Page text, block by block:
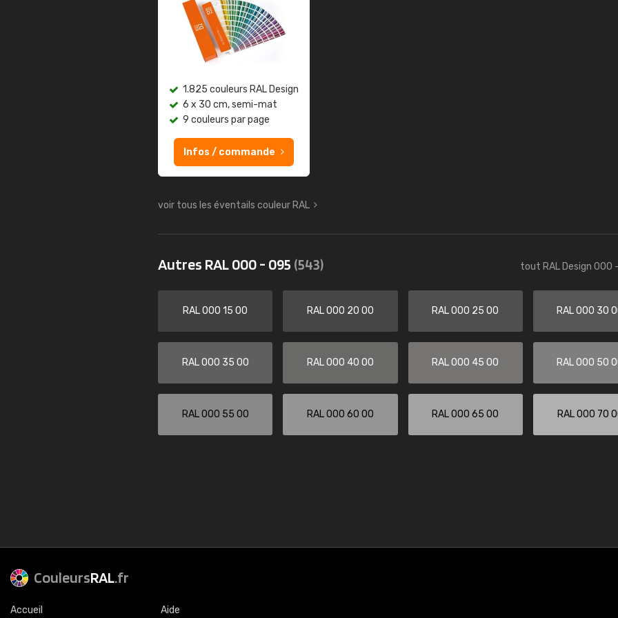
1.825 couleurs RAL Design
6 x 30 cm, semi-mat
9 couleurs par page
Infos / commande
voir tous les éventails couleur RAL
Autres RAL 000 - 095 (543) tout RAL Design 000
RAL 000 15 00 RAL 000 20 00 RAL 000 25 00 RAL 000 30
RAL 000 35 00 RAL 000 40 00 RAL 000 45 00 RAL 000 50
RAL 000 55 00 RAL 000 60 00 RAL 000 65 00 RAL 000 70
CouleursRAL.fr
Accueil Aide